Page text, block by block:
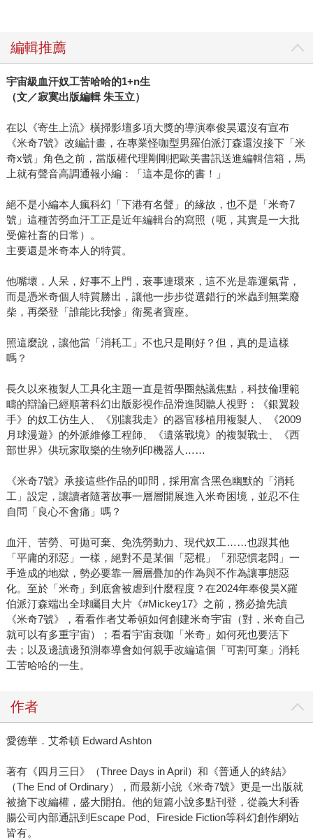
編輯推薦
宇宙級血汗奴工苦哈哈的1+n生
（文／寂寞出版編輯 朱玉立）
在以《寄生上流》橫掃影壇多項大獎的導演奉俊昊還沒有宣布
《米奇7號》改編計畫，在專業怪咖型男羅伯派汀森還沒接下「米
奇x號」角色之前，當版權代理剛剛把歐美書訊送進編輯信箱，馬
上就有聲音高調通報小編：「這本是你的書！」
絕不是小編本人瘋科幻「下港有名聲」的緣故，也不是「米奇7
號」這種苦勞血汗工正是近年編輯台的寫照（呃，其實是一大批
受僱社畜的日常）。
主要還是米奇本人的特質。
他嘴壞，人呆，好事不上門，衰事連環來，這不光是靠運氣背，
而是憑米奇個人特質勝出，讓他一步步從選錯行的米蟲到無業廢
柴，再榮登「誰能比我慘」衛冕者寶座。
照這麼說，讓他當「消耗工」不也只是剛好？但，真的是這樣
嗎？
長久以來複製人工具化主題一直是哲學圈熱議焦點，科技倫理範
疇的辯論已經順著科幻出版影視作品滑進閱聽人視野：《銀翼殺
手》的奴工仿生人、《別讓我走》的器官移植用複製人、《2009
月球漫遊》的外派維修工程師、《遺落戰境》的複製戰士、《西
部世界》供玩家取樂的生物列印機器人……
《米奇7號》承接這些作品的叩問，採用富含黑色幽默的「消耗
工」設定，讓讀者隨著故事一層層開展進入米奇困境，並忍不住
自問「良心不會痛」嗎？
血汗、苦勞、可拋可棄、免洗勞動力、現代奴工……也跟其他
「平庸的邪惡」一樣，絕對不是某個「惡棍」「邪惡慣老闆」一
手造成的地獄，勢必要靠一層層疊加的作為與不作為讓事態惡
化。至於「米奇」到底會被虐到什麼程度？在2024年奉俊昊X羅
伯派汀森端出全球矚目大片《#Mickey17》之前，務必搶先讀
《米奇7號》，看看作者艾希頓如何創建米奇宇宙（對，米奇自己
就可以有多重宇宙）；看看宇宙衰咖「米奇」如何死也要活下
去；以及邊讀邊預測奉導會如何親手改編這個「可割可棄」消耗
工苦哈哈的一生。
作者
愛德華．艾希頓 Edward Ashton
著有《四月三日》（Three Days in April）和《普通人的終結》
（The End of Ordinary），而最新小說《米奇7號》更是一出版就
被搶下改編權，盛大開拍。他的短篇小說多點刊登，從義大利香
腸公司內部通訊到Escape Pod、Fireside Fiction等科幻創作網站
皆有。